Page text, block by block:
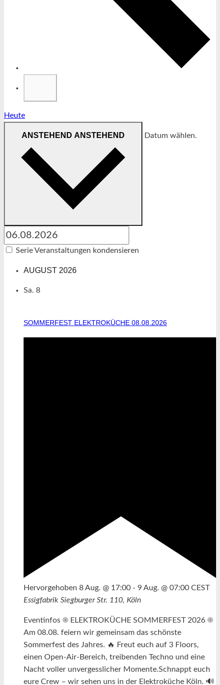
Heute
ANSTEHEND ANSTEHEND Datum wählen.
Serie Veranstaltungen kondensieren
AUGUST 2026
Sa. 8
SOMMERFEST ELEKTROKÜCHE 08.08.2026
Hervorgehoben 8 Aug. @ 17:00 - 9 Aug. @ 07:00 CEST
Essigfabrik Siegburger Str. 110, Köln
Eventinfos ☀️ ELEKTROKÜCHE SOMMERFEST 2026 ☀️
Am 08.08. feiern wir gemeinsam das schönste
Sommerfest des Jahres. 🔥 Freut euch auf 3 Floors,
einen Open-Air-Bereich, treibenden Techno und eine
Nacht voller unvergesslicher Momente.Schnappt euch
eure Crew – wir sehen uns in der Elektroküche Köln. 🔊